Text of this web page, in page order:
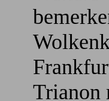
Trianon